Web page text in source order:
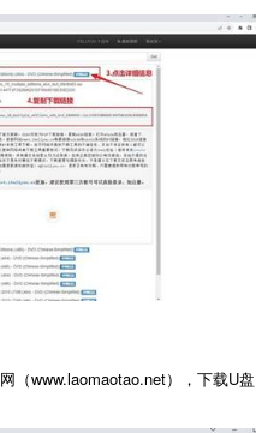
（www.laomaotao.net），下载U盘